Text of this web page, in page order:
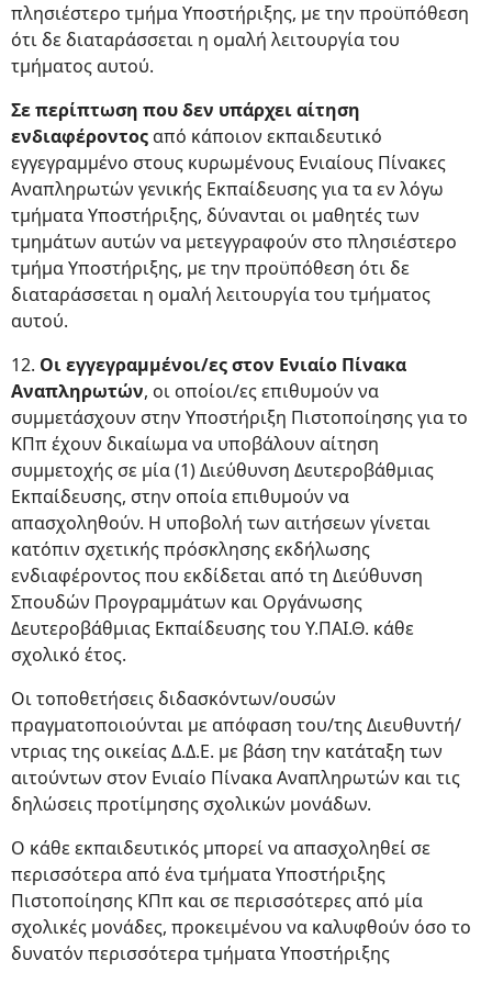
πλησιέστερο τμήμα Υποστήριξης, με την προϋπόθεση
ότι δε διαταράσσεται η ομαλή λειτουργία του
τμήματος αυτού.
Σε περίπτωση που δεν υπάρχει αίτηση
ενδιαφέροντοςαπό κάποιον εκπαιδευτικό
εγγεγραμμένο στους κυρωμένους Ενιαίους Πίνακες
Αναπληρωτών γενικής Εκπαίδευσης για τα εν λόγω
τμήματα Υποστήριξης, δύνανται οι μαθητές των
τμημάτων αυτών να μετεγγραφούν στο πλησιέστερο
τμήμα Υποστήριξης, με την προϋπόθεση ότι δε
διαταράσσεται η ομαλή λειτουργία του τμήματος
αυτού.
12. Οι εγγεγραμμένοι/ες στον Ενιαίο Πίνακα
Αναπληρωτών, οι οποίοι/ες επιθυμούν να
συμμετάσχουν στην Υποστήριξη Πιστοποίησης για το
ΚΠπ έχουν δικαίωμα να υποβάλουν αίτηση
συμμετοχής σε μία (1) Διεύθυνση Δευτεροβάθμιας
Εκπαίδευσης, στην οποία επιθυμούν να
απασχοληθούν. Η υποβολή των αιτήσεων γίνεται
κατόπιν σχετικής πρόσκλησης εκδήλωσης
ενδιαφέροντος που εκδίδεται από τη Διεύθυνση
Σπουδών Προγραμμάτων και Οργάνωσης
Δευτεροβάθμιας Εκπαίδευσης του Υ.ΠΑΙ.Θ. κάθε
σχολικό έτος.
Οι τοποθετήσεις διδασκόντων/ουσών
πραγματοποιούνται με απόφαση του/της Διευθυντή/
ντριας της οικείας Δ.Δ.Ε. με βάση την κατάταξη των
αιτούντων στον Ενιαίο Πίνακα Αναπληρωτών και τις
δηλώσεις προτίμησης σχολικών μονάδων.
Ο κάθε εκπαιδευτικός μπορεί να απασχοληθεί σε
περισσότερα από ένα τμήματα Υποστήριξης
Πιστοποίησης ΚΠπ και σε περισσότερες από μία
σχολικές μονάδες, προκειμένου να καλυφθούν όσο το
δυνατόν περισσότερα τμήματα Υποστήριξης